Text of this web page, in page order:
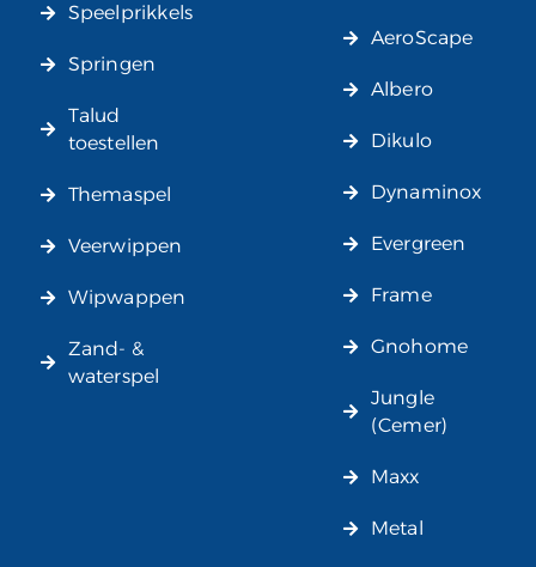
Speelprikkels
Springen
Talud
toestellen
Themaspel
Veerwippen
Wipwappen
Zand- &
waterspel
AeroScape
Albero
Dikulo
Dynaminox
Evergreen
Frame
Gnohome
Jungle
(Cemer)
Maxx
Metal